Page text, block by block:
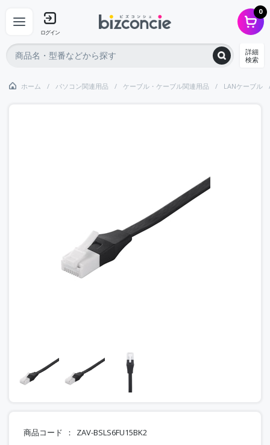
ログイン
0
詳細
検索
ホーム パソコン関連用品 ケーブル・ケーブル関連用品 LANケーブル
商品コード ZAV-BSLS6FU15BK2